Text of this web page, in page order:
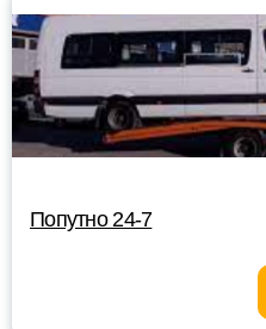
Попутно 24-7